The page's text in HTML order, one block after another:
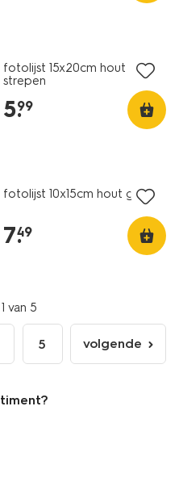
fotolijst 15x20cm hout
strepen
5.
99
fotolijst 10x15cm hout golf
7.
49
van 5
5
volgende
pagina
volgende